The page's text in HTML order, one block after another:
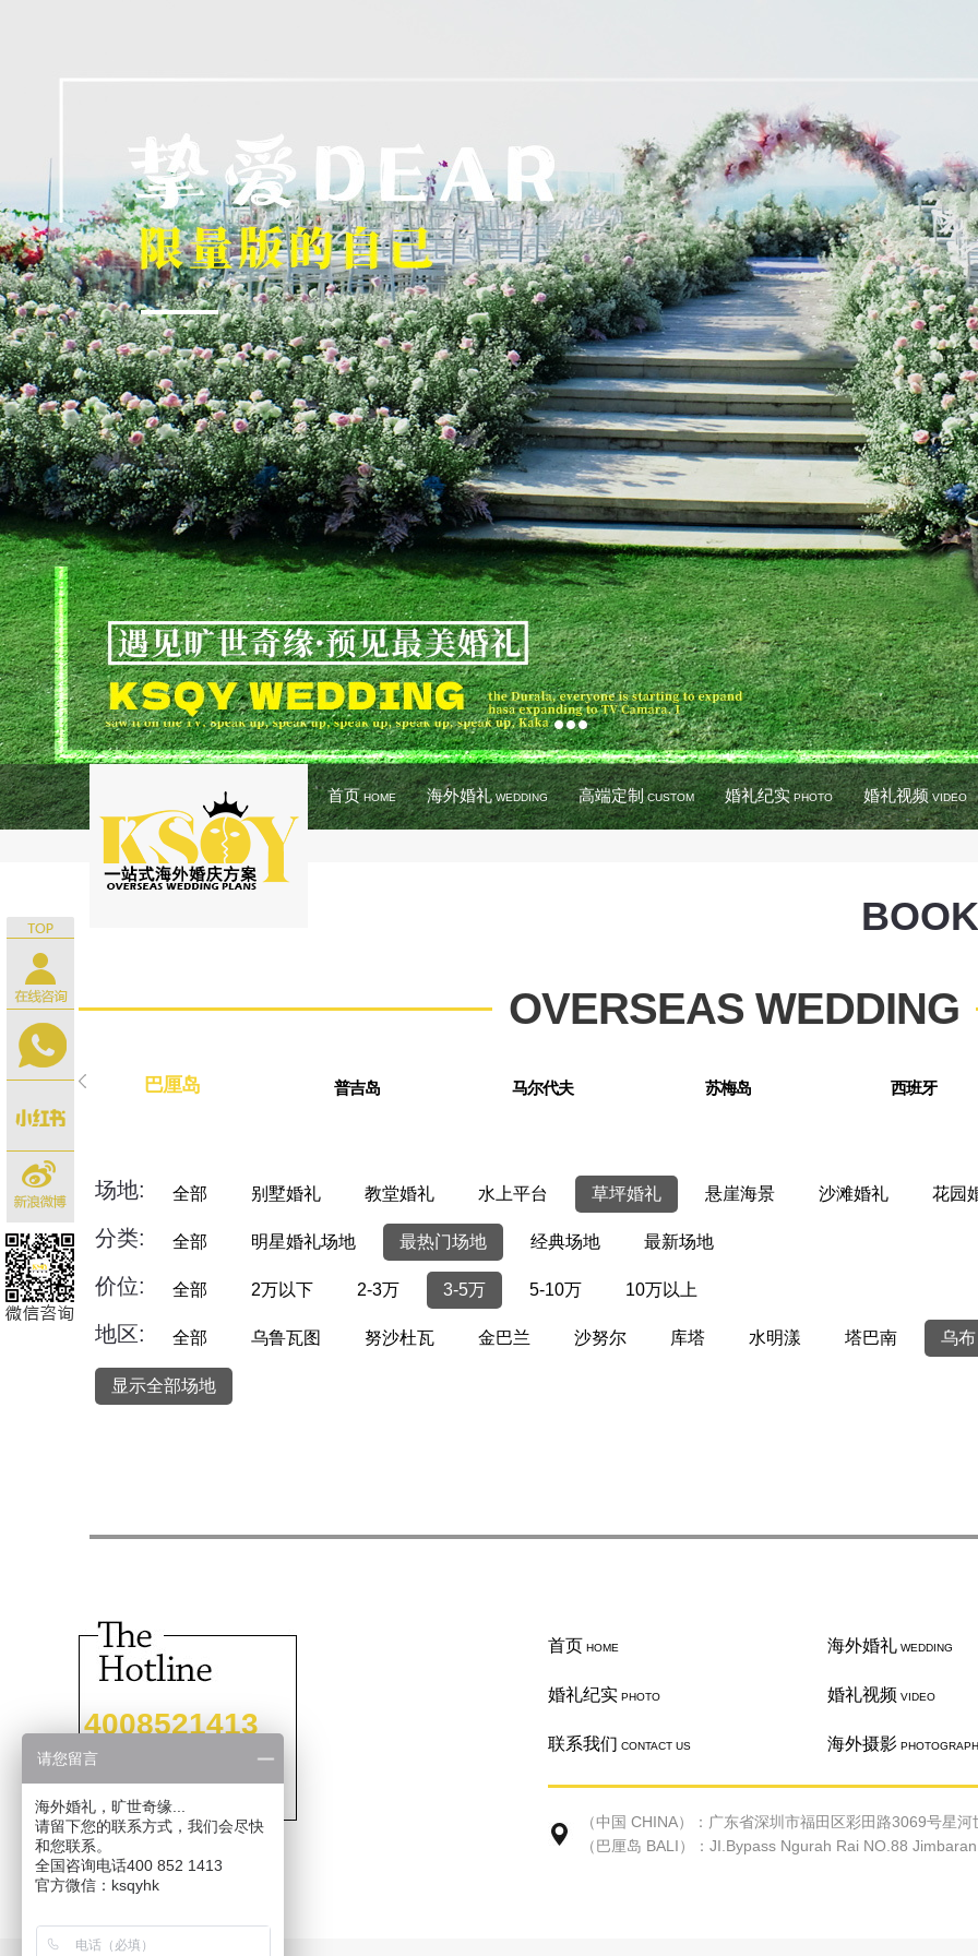
首页HOME 海外婚礼WEDDING 高端定制CUSTOM 婚礼纪实PHOTO 婚礼视频VIDEO
OVERSEAS WEDDING
巴厘岛 普吉岛 马尔代夫 苏梅岛 西班牙
场地: 全部 别墅婚礼 教堂婚礼 水上平台 草坪婚礼 悬崖海景 沙滩婚礼 花园
分类: 全部 明星婚礼场地 最热门场地 经典场地 最新场地
价位: 全部 2万以下 2-3万 3-5万 5-10万 10万以上
地区: 全部 乌鲁瓦图 努沙杜瓦 金巴兰 沙努尔 库塔 水明漾 塔巴南 乌布
显示全部场地
4008521413
首页 HOME 海外婚礼 WEDDING
婚礼纪实 PHOTO 婚礼视频 VIDEO
联系我们 CONTACT US 海外摄影
（中国 CHINA）：广东省深圳市福田区彩田路3069号星
（巴厘岛 BALI）：JI.Bypass Ngurah Rai NO.88
请您留言
海外婚礼，旷世奇缘...
请留下您的联系方式，我们会尽快
和您联系。
全国咨询电话400 852 1413
官方微信：ksqyhk